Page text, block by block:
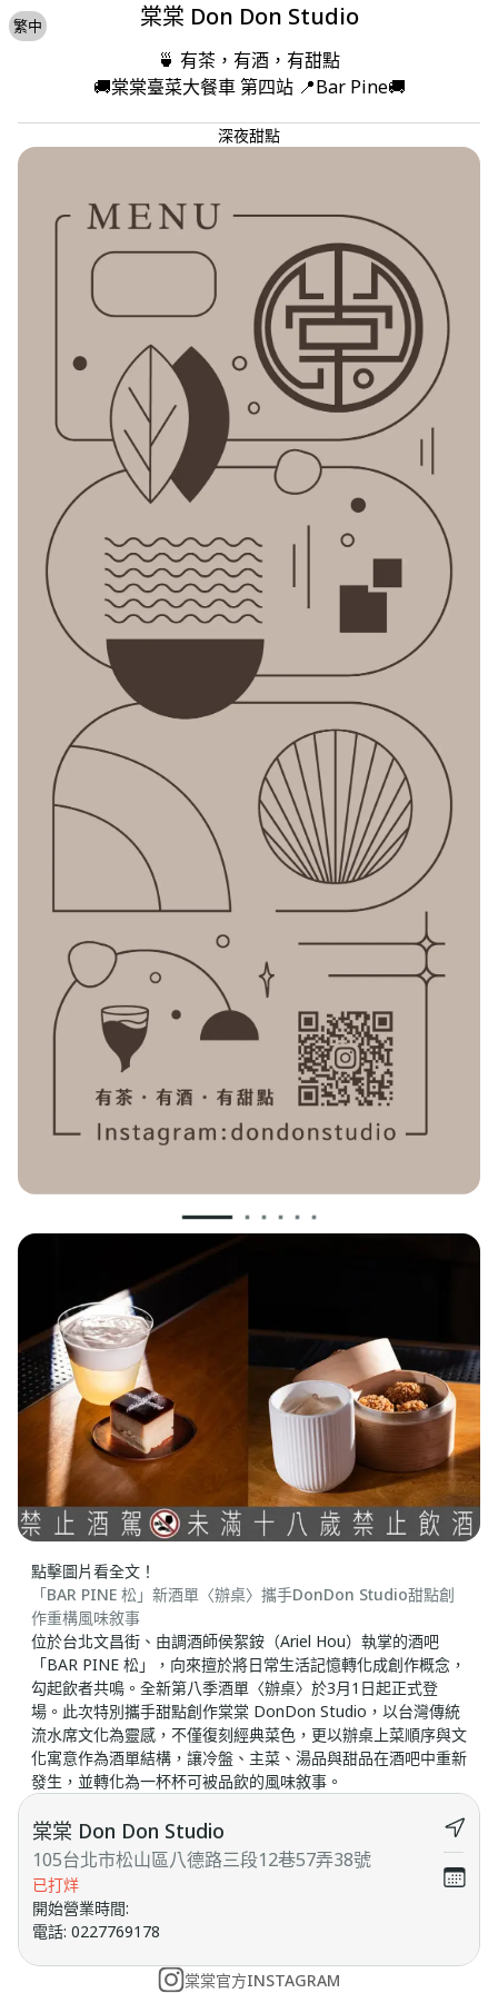
繁中 棠棠 Don Don Studio
🍵 有茶，有酒，有甜點
🚚棠棠臺菜大餐車 第四站 📍Bar Pine🚚
深夜甜點
點擊圖片看全文！
「BAR PINE 松」新酒單〈辦桌〉攜手DonDon Studio甜點創
作重構風味敘事
位於台北文昌街、由調酒師侯絮銨（Ariel Hou）執掌的酒吧
「BAR PINE 松」，向來擅於將日常生活記憶轉化成創作概念，
勾起飲者共鳴。全新第八季酒單〈辦桌〉於3月1日起正式登
場。此次特別攜手甜點創作棠棠 DonDon Studio，以台灣傳統
流水席文化為靈感，不僅復刻經典菜色，更以辦桌上菜順序與文
化寓意作為酒單結構，讓冷盤、主菜、湯品與甜品在酒吧中重新
發生，並轉化為一杯杯可被品飲的風味敘事。
棠棠 Don Don Studio
105台北市松山區八德路三段12巷57弄38號
已打烊
開始營業時間:
電話: 0227769178
棠棠官方INSTAGRAM